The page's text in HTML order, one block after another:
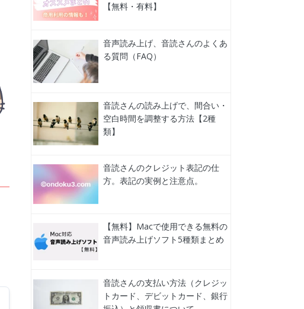
【無料・有料】
音声読み上げ、音読さんのよくあ
る質問（FAQ）
音読さんの読み上げで、間合い・
空白時間を調整する方法【2種
類】
音読さんのクレジット表記の仕
方。表記の実例と注意点。
【無料】Macで使用できる無料の
音声読み上げソフト5種類まとめ
音読さんの支払い方法（クレジッ
トカード、デビットカード、銀行